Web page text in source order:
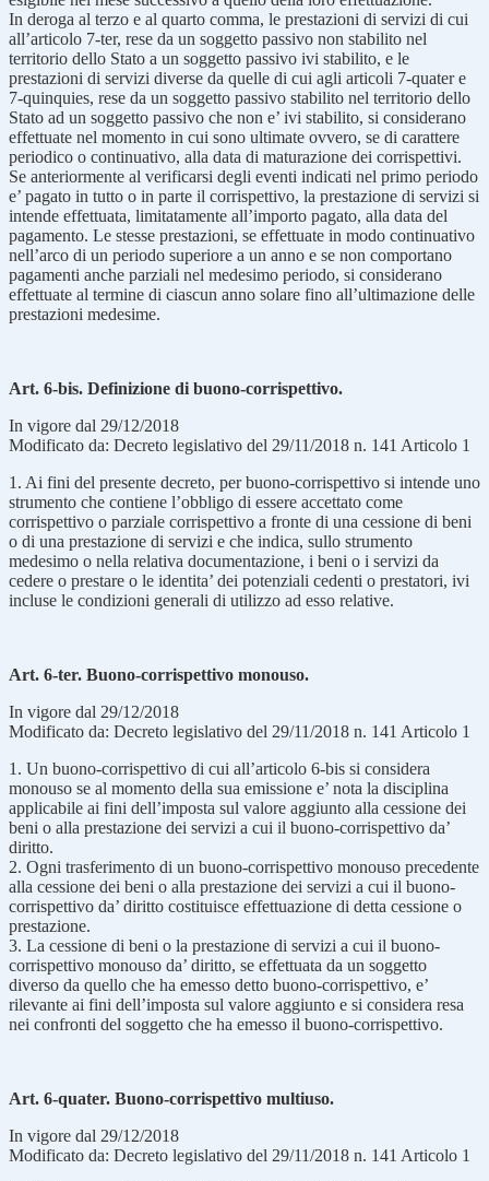
In deroga al terzo e al quarto comma, le prestazioni di servizi di cui
all’articolo 7-ter, rese da un soggetto passivo non stabilito nel
territorio dello Stato a un soggetto passivo ivi stabilito, e le
prestazioni di servizi diverse da quelle di cui agli articoli 7-quater e
7-quinquies, rese da un soggetto passivo stabilito nel territorio dello
Stato ad un soggetto passivo che non e’ ivi stabilito, si considerano
effettuate nel momento in cui sono ultimate ovvero, se di carattere
periodico o continuativo, alla data di maturazione dei corrispettivi.
Se anteriormente al verificarsi degli eventi indicati nel primo periodo
e’ pagato in tutto o in parte il corrispettivo, la prestazione di servizi si
intende effettuata, limitatamente all’importo pagato, alla data del
pagamento. Le stesse prestazioni, se effettuate in modo continuativo
nell’arco di un periodo superiore a un anno e se non comportano
pagamenti anche parziali nel medesimo periodo, si considerano
effettuate al termine di ciascun anno solare fino all’ultimazione delle
prestazioni medesime.
Art. 6-bis. Definizione di buono-corrispettivo.
In vigore dal 29/12/2018
Modificato da: Decreto legislativo del 29/11/2018 n. 141 Articolo 1
1. Ai fini del presente decreto, per buono-corrispettivo si intende uno
strumento che contiene l’obbligo di essere accettato come
corrispettivo o parziale corrispettivo a fronte di una cessione di beni
o di una prestazione di servizi e che indica, sullo strumento
medesimo o nella relativa documentazione, i beni o i servizi da
cedere o prestare o le identita’ dei potenziali cedenti o prestatori, ivi
incluse le condizioni generali di utilizzo ad esso relative.
Art. 6-ter. Buono-corrispettivo monouso.
In vigore dal 29/12/2018
Modificato da: Decreto legislativo del 29/11/2018 n. 141 Articolo 1
1. Un buono-corrispettivo di cui all’articolo 6-bis si considera
monouso se al momento della sua emissione e’ nota la disciplina
applicabile ai fini dell’imposta sul valore aggiunto alla cessione dei
beni o alla prestazione dei servizi a cui il buono-corrispettivo da’
diritto.
2. Ogni trasferimento di un buono-corrispettivo monouso precedente
alla cessione dei beni o alla prestazione dei servizi a cui il buono-
corrispettivo da’ diritto costituisce effettuazione di detta cessione o
prestazione.
3. La cessione di beni o la prestazione di servizi a cui il buono-
corrispettivo monouso da’ diritto, se effettuata da un soggetto
diverso da quello che ha emesso detto buono-corrispettivo, e’
rilevante ai fini dell’imposta sul valore aggiunto e si considera resa
nei confronti del soggetto che ha emesso il buono-corrispettivo.
Art. 6-quater. Buono-corrispettivo multiuso.
In vigore dal 29/12/2018
Modificato da: Decreto legislativo del 29/11/2018 n. 141 Articolo 1